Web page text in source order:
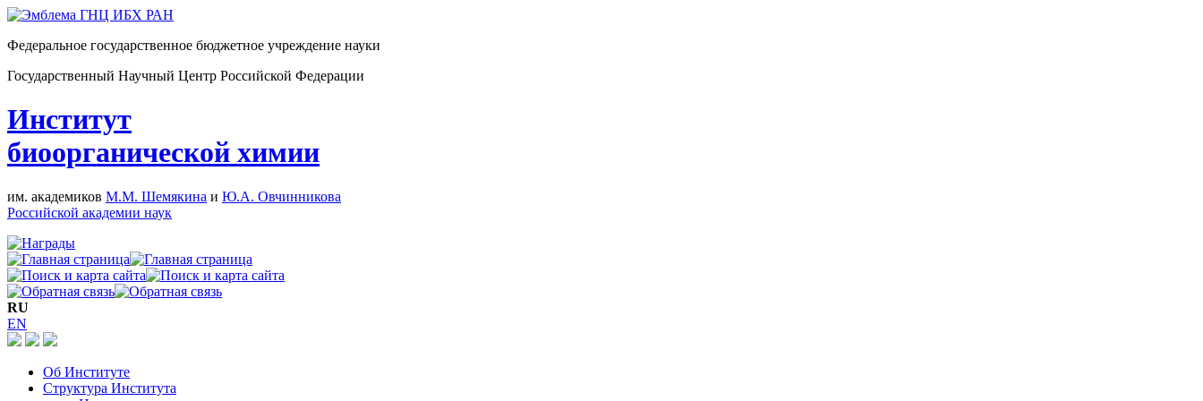
Федеральное государственное бюджетное учреждение науки
Государственный Научный Центр Российской Федерации
Институт
биоорганической химии
им. академиков М.М. Шемякина и Ю.А. Овчинникова
Российской академии наук
RU
EN
Об Институте
Структура Института